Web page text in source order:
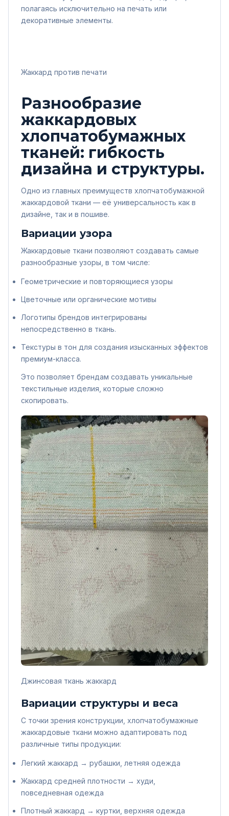
полагаясь исключительно на печать или
декоративные элементы.
Жаккард против печати
Разнообразие
жаккардовых
хлопчатобумажных
тканей: гибкость
дизайна и структуры.
Одно из главных преимуществ хлопчатобумажной
жаккардовой ткани — её универсальность как в
дизайне, так и в пошиве.
Вариации узора
Жаккардовые ткани позволяют создавать самые
разнообразные узоры, в том числе:
Геометрические и повторяющиеся узоры
Цветочные или органические мотивы
Логотипы брендов интегрированы
непосредственно в ткань.
Текстуры в тон для создания изысканных эффектов
премиум-класса.
Это позволяет брендам создавать уникальные
текстильные изделия, которые сложно
скопировать.
Джинсовая ткань жаккард
Вариации структуры и веса
С точки зрения конструкции, хлопчатобумажные
жаккардовые ткани можно адаптировать под
различные типы продукции:
Легкий жаккард → рубашки, летняя одежда
Жаккард средней плотности → худи,
повседневная одежда
Плотный жаккард → куртки, верхняя одежда